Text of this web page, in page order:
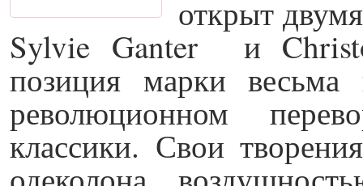
открыт
Sylvie Ganter и
позиция марки
революционном
классики. Свои